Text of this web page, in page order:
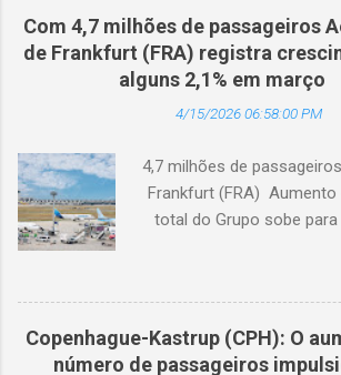
surge no momento em que
seu primeiro aniversário e
de 3.000 usuários
continuidade à sua
profissionais da hotelaria
sobre turismo mais
Padrão Hoteleiro
lançamento, há um
recurso para
buscam promover
toda a Ásia. Com a
coreano, a Academia
Com 4,7 milhões de passageiros
de Frankfurt (FRA) registra
alguns 2,1% em março
4/15/2026 06:58:00 PM
4,7 milhões de
Frankfurt (FRA) Aumento
total do Grupo sobe
4,7 milhões de
Aeroporto de Frankfurt
2026. O tráfego no mês
um crescimento anual de
Copenhague-Kastrup (CPH): O
número de passageiros